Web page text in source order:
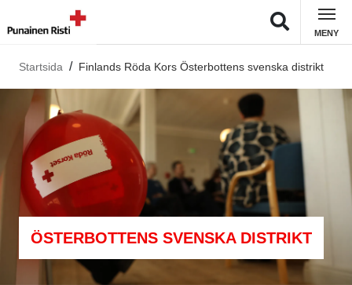
MENY
Startsida Finlands Röda Kors Österbottens svenska distrikt
ÖSTERBOTTENS SVENSKA DISTRIKT